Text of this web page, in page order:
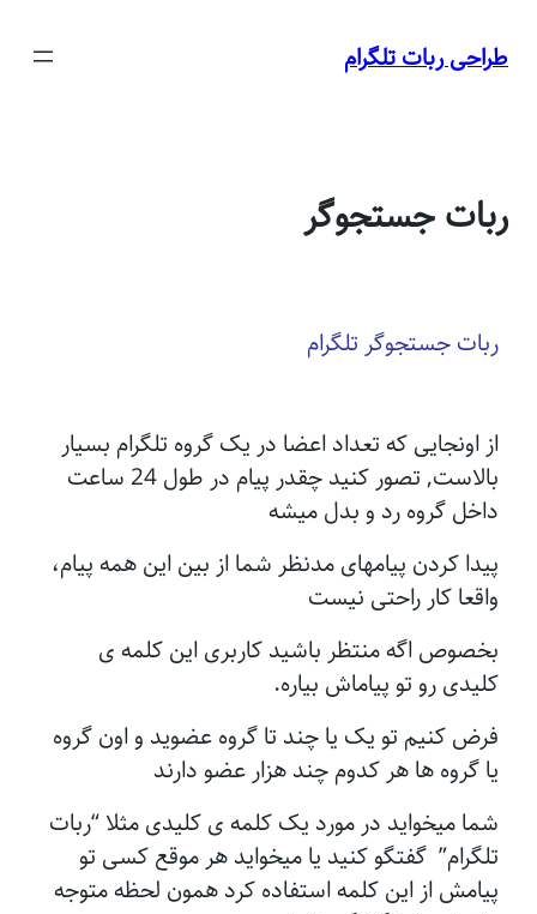
محتوا
طراحی ربات تلگرام
ربات جستجوگر
ربات جستجوگر تلگرام
از اونجایی که تعداد اعضا در یک گروه تلگرام بسیار
بالاست,
تصور کنید چقدر پیام در طول 24 ساعت
داخل گروه رد و بدل میشه
پیدا کردن پیامهای مدنظر شما از بین این همه پیام،
واقعا کار راحتی نیست
بخصوص اگه منتظر باشید کاربری این کلمه ی
کلیدی رو تو پیاماش بیاره.
فرض کنیم تو یک یا چند تا گروه عضوید و اون گروه
یا گروه ها هر کدوم چند هزار عضو دارند
شما میخواید در مورد یک کلمه ی کلیدی مثلا “ربات
تلگرام” گفتگو کنید یا میخواید هر موقع کسی تو
پیامش از این کلمه استفاده کرد همون لحظه متوجه